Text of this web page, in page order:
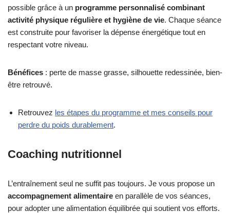
possible grâce à un programme personnalisé combinant
activité physique régulière et hygiène de vie. Chaque séance
est construite pour favoriser la dépense énergétique tout en
respectant votre niveau.
Bénéfices : perte de masse grasse, silhouette redessinée, bien-
être retrouvé.
Retrouvez les étapes du programme et mes conseils pour
perdre du poids durablement.
Coaching nutritionnel
L’entraînement seul ne suffit pas toujours. Je vous propose un
accompagnement alimentaire en parallèle de vos séances,
pour adopter une alimentation équilibrée qui soutient vos efforts.